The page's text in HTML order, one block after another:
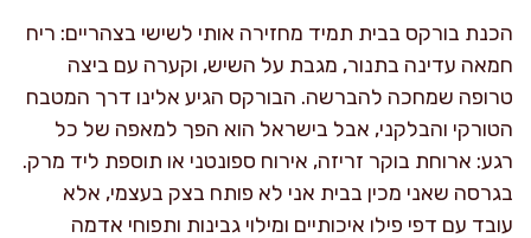
הכנת בורקס בבית תמיד מחזירה אותי לשישי בצהריים: ריח
חמאה עדינה בתנור, מגבת על השיש, וקערה עם ביצה
טרופה שמחכה להברשה. הבורקס הגיע אלינו דרך המטבח
הטורקי והבלקני, אבל בישראל הוא הפך למאפה של כל
רגע: ארוחת בוקר זריזה, אירוח ספונטני או תוספת ליד מרק.
בגרסה שאני מכין בבית אני לא פותח בצק בעצמי, אלא
עובד עם דפי פילו איכותיים ומילוי גבינות ותפוחי אדמה